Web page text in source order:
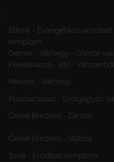
Štítnik - Evangélikus erődített
templom
Gemer - Várhegy - Gömör
Feketeváros - Vár -
Meszes - Várhegy
Pusztacsalád - Szolgagyőr,
České Brezovo - Zámok
České Brezovo - Slatina
Turie - Erődített templom